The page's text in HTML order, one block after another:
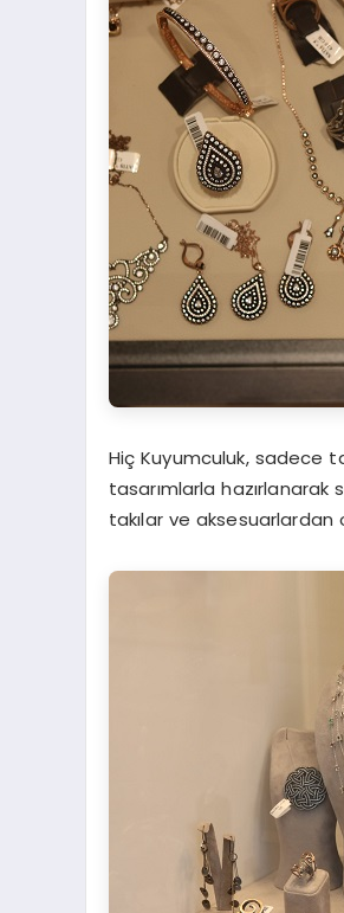
Hiç Kuyumculuk, sadece
tasarımlarla hazırlanarak
takılar ve